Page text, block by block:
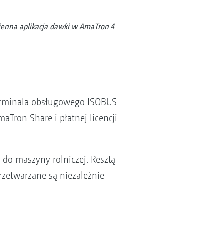
aplikacja dawki w AmaTron 4
obsługowego ISOBUS
Share i płatnej licencji
maszyny rolniczej. Resztą
są niezależnie